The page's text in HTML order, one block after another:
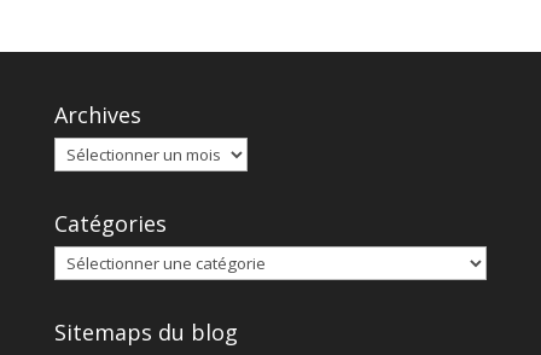
Archives
Catégories
Sitemaps du blog